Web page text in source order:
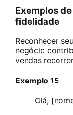
Exemplos
fidelidade
Reconhecer
negócio
vendas
Exemplo 15
Olá,